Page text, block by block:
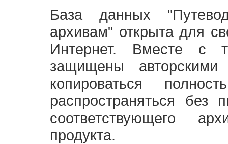
База данных
архивам" открыта для
Интернет. Вместе с
защищены
копироваться
распространяться без
соответствующего
продукта.